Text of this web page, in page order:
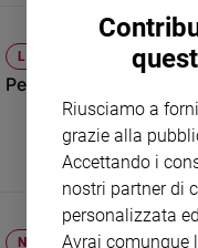
Famiglia
ed
educazione
Genitori
Coppia
LA FISH ALZA LA VOCE
Persone, non pesi
NETWORK TERZO
Riusciamo a
grazie alla
Accettando i
nostri partner di
personalizzata
Avrai comunque